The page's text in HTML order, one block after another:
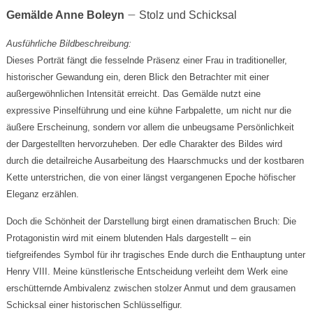
Gemälde Anne Boleyn – Stolz und Schicksal
Ausführliche Bildbeschreibung:
Dieses Porträt fängt die fesselnde Präsenz einer Frau in traditioneller,
historischer Gewandung ein, deren Blick den Betrachter mit einer
außergewöhnlichen Intensität erreicht. Das Gemälde nutzt eine
expressive Pinselführung und eine kühne Farbpalette, um nicht nur die
äußere Erscheinung, sondern vor allem die unbeugsame Persönlichkeit
der Dargestellten hervorzuheben. Der edle Charakter des Bildes wird
durch die detailreiche Ausarbeitung des Haarschmucks und der kostbaren
Kette unterstrichen, die von einer längst vergangenen Epoche höfischer
Eleganz erzählen.
Doch die Schönheit der Darstellung birgt einen dramatischen Bruch: Die
Protagonistin wird mit einem blutenden Hals dargestellt – ein
tiefgreifendes Symbol für ihr tragisches Ende durch die Enthauptung unter
Henry VIII. Meine künstlerische Entscheidung verleiht dem Werk eine
erschütternde Ambivalenz zwischen stolzer Anmut und dem grausamen
Schicksal einer historischen Schlüsselfigur.